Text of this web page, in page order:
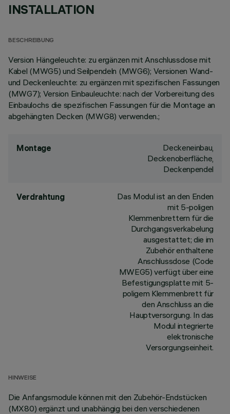
INSTALLATION
BESCHREIBUNG
Version Hängeleuchte: zu ergänzen mit Anschlussdose mit
Kabel (MWG5) und Seilpendeln (MWG6); Versionen Wand-
und Deckenleuchte: zu ergänzen mit spezifischen Fassungen
(MWG7); Version Einbauleuchte: nach der Vorbereitung des
Einbaulochs die spezifischen Fassungen für die Montage an
abgehängten Decken (MWG8) verwenden.;
Montage
Deckeneinbau,
Deckenoberfläche,
Deckenpendel
Verdrahtung
Das Modul ist an den Enden
mit 5-poligen
Klemmenbrettern für die
Durchgangsverkabelung
ausgestattet; die im
Zubehör enthaltene
Anschlussdose (Code
MWEG5) verfügt über eine
Befestigungsplatte mit 5-
poligem Klemmenbrett für
den Anschluss an die
Hauptversorgung. In das
Modul integrierte
elektronische
Versorgungseinheit.
HINWEISE
Die Anfangsmodule können mit den Zubehör-Endstücken
(MX80) ergänzt und unabhängig bei den verschiedenen